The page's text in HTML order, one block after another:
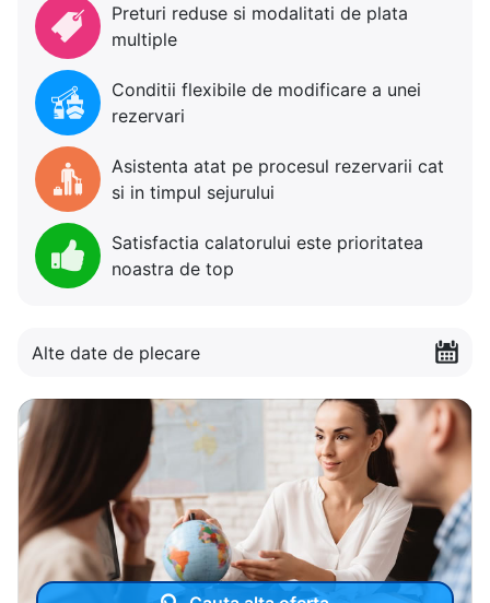
Preturi reduse si modalitati de plata
multiple
Conditii flexibile de modificare a unei
rezervari
Asistenta atat pe procesul rezervarii cat
si in timpul sejurului
Satisfactia calatorului este prioritatea
noastra de top
Alte date de plecare